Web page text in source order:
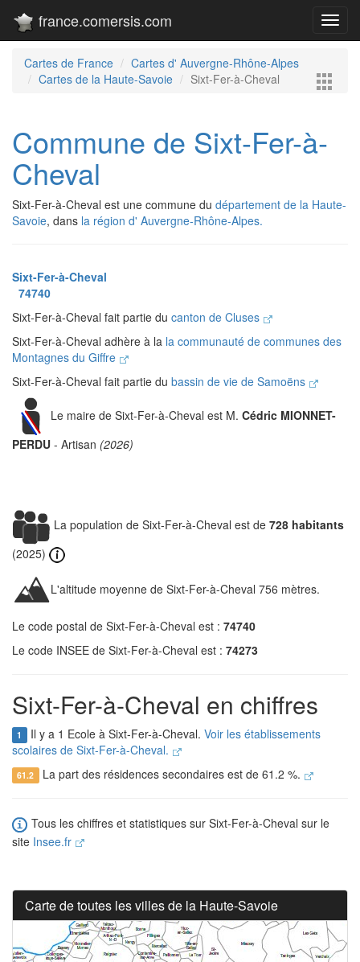
france.comersis.com
Cartes de France
Cartes d' Auvergne-Rhône-Alpes
Cartes de la Haute-Savoie
Sixt-Fer-à-Cheval
Commune de Sixt-Fer-à-
Cheval
Sixt-Fer-à-Cheval est une commune du département de la Haute-
Savoie, dans la région d' Auvergne-Rhône-Alpes.
Sixt-Fer-à-Cheval
74740
Sixt-Fer-à-Cheval fait partie du canton de Cluses
Sixt-Fer-à-Cheval adhère à la la communauté de communes des
Montagnes du Giffre
Sixt-Fer-à-Cheval fait partie du bassin de vie de Samoëns
Le maire de Sixt-Fer-à-Cheval est M. Cédric MIONNET-
PERDU - Artisan (2026)
La population de Sixt-Fer-à-Cheval est de 728 habitants
(2025)
L'altitude moyenne de Sixt-Fer-à-Cheval 756 mètres.
Le code postal de Sixt-Fer-à-Cheval est : 74740
Le code INSEE de Sixt-Fer-à-Cheval est : 74273
Sixt-Fer-à-Cheval en chiffres
1 Il y a 1 Ecole à Sixt-Fer-à-Cheval. Voir les établissements
scolaires de Sixt-Fer-à-Cheval.
61.2 La part des résidences secondaires est de 61.2 %.
Tous les chiffres et statistiques sur Sixt-Fer-à-Cheval sur le
site Insee.fr
Carte de toutes les villes de la Haute-Savoie